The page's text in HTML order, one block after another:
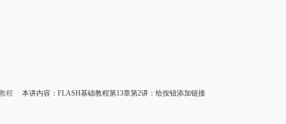
程 本讲内容：FLASH基础教程第13章第2讲：给按钮添加链接